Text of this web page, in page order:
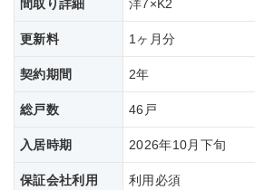
間取り詳細 洋7×K2
更新料 1ヶ月分
契約期間 2年
総戸数 46戸
入居時期 2026年10月下旬
保証会社利用 利用必須